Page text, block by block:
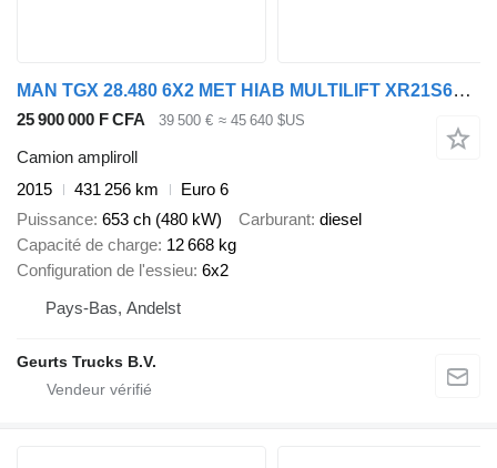
MAN TGX 28.480 6X2 MET HIAB MULTILIFT XR21S61 HAAKARMSYSTEEM / ABROL
25 900 000 F CFA 39 500 € ≈ 45 640 $US
Camion ampliroll
2015
431 256 km
Euro 6
Puissance 653 ch (480 kW) Carburant diesel
Capacité de charge 12 668 kg
Configuration de l'essieu 6x2
Pays-Bas, Andelst
Geurts Trucks B.V.